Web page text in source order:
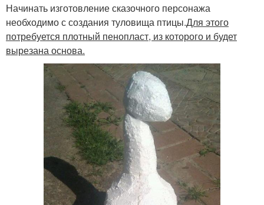
Начинать изготовление сказочного персонажа
необходимо с создания туловища птицы.Для этого
потребуется плотный пенопласт, из которого и будет
вырезана основа.